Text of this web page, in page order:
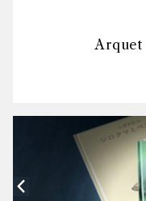
Arquet